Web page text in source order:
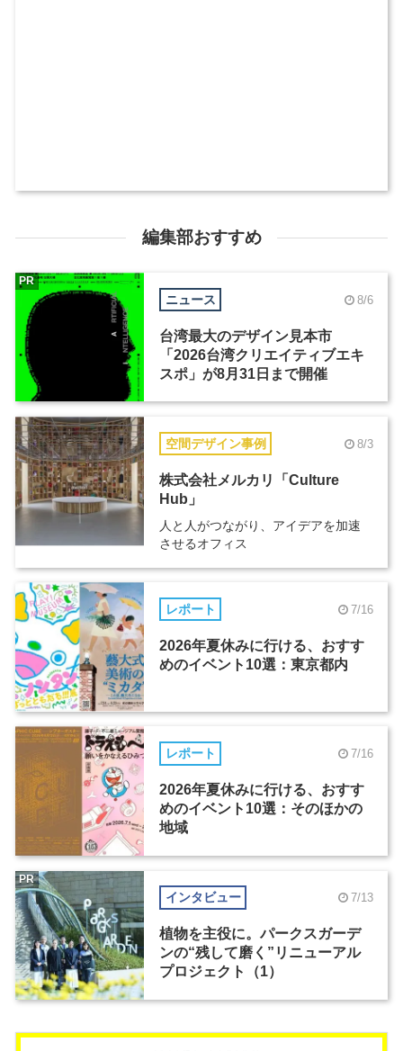
編集部おすすめ
ニュース 8/6
台湾最大のデザイン見本市
「2026台湾クリエイティブエキ
スポ」が8月31日まで開催
PR
空間デザイン事例 8/3
株式会社メルカリ「Culture
Hub」
人と人がつながり、アイデアを加速
させるオフィス
レポート 7/16
2026年夏休みに行ける、おすす
めのイベント10選：東京都内
レポート 7/16
2026年夏休みに行ける、おすす
めのイベント10選：そのほかの
地域
インタビュー 7/13
植物を主役に。パークスガーデ
ンの“残して磨く”リニューアル
プロジェクト（1）
PR